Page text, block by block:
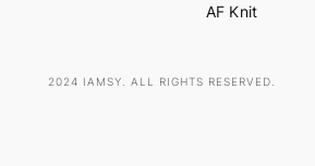
AF Knit
2024 IAMSY. ALL RIGHTS RESERVED.